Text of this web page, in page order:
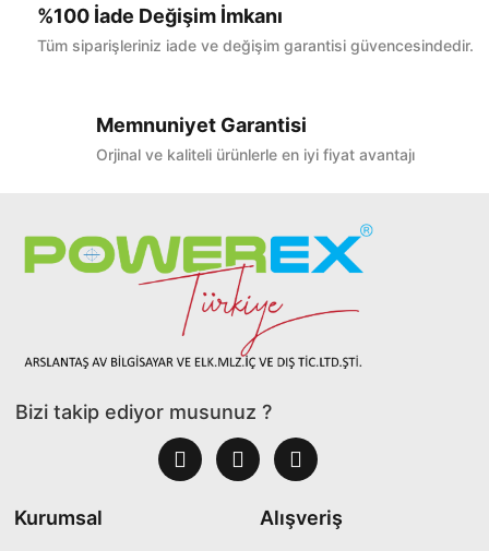
%100 İade Değişim İmkanı
Tüm siparişleriniz iade ve değişim garantisi güvencesindedir.
Memnuniyet Garantisi
Orjinal ve kaliteli ürünlerle en iyi fiyat avantajı
Bizi takip ediyor musunuz ?
Kurumsal Alışveriş